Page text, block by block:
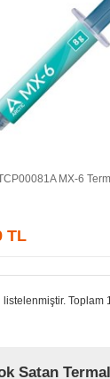
Sepete
MX-6
TL
listelenmiştir. Toplam
Satan